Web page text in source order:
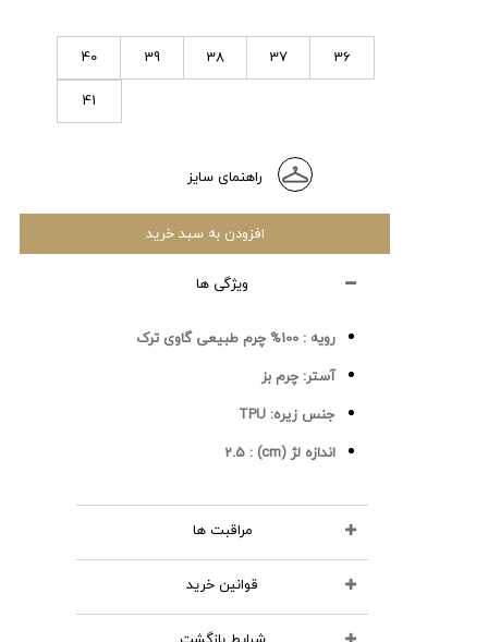
36
37
38
39
40
41
راهنمای سایز
افزودن به سبد خرید
ویژگی ها
رویه : 100% چرم طبیعی گاوی ترک
آستر: چرم بز
جنس زیره: TPU
اندازه لژ (cm) :
2.5
مراقبت ها
محصولات چرمی را نشویید
از مواد شوینده استفاده نکنید
قوانین خرید